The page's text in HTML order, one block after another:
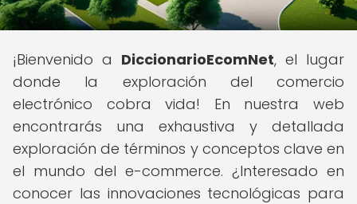
¡Bienvenido a DiccionarioEcomNet, el lugar
donde la exploración del comercio
electrónico cobra vida! En nuestra web
encontrarás una exhaustiva y detallada
exploración de términos y conceptos clave en
el mundo del e-commerce. ¿Interesado en
conocer las innovaciones tecnológicas para